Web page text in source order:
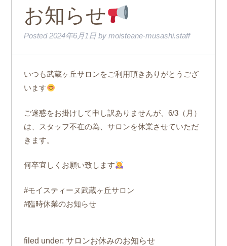
お知らせ
Posted2024年6月1日 by moisteane-musashi.staff
いつも武蔵ヶ丘サロンをご利用頂きありがとうござ
います
ご迷惑をお掛けして申し訳ありませんが、6/3（月）
は、スタッフ不在の為、サロンを休業させていただ
きます。
何卒宜しくお願い致します
#モイスティーヌ武蔵ヶ丘サロン
#臨時休業のお知らせ
filed under:サロンお休みのお知らせ